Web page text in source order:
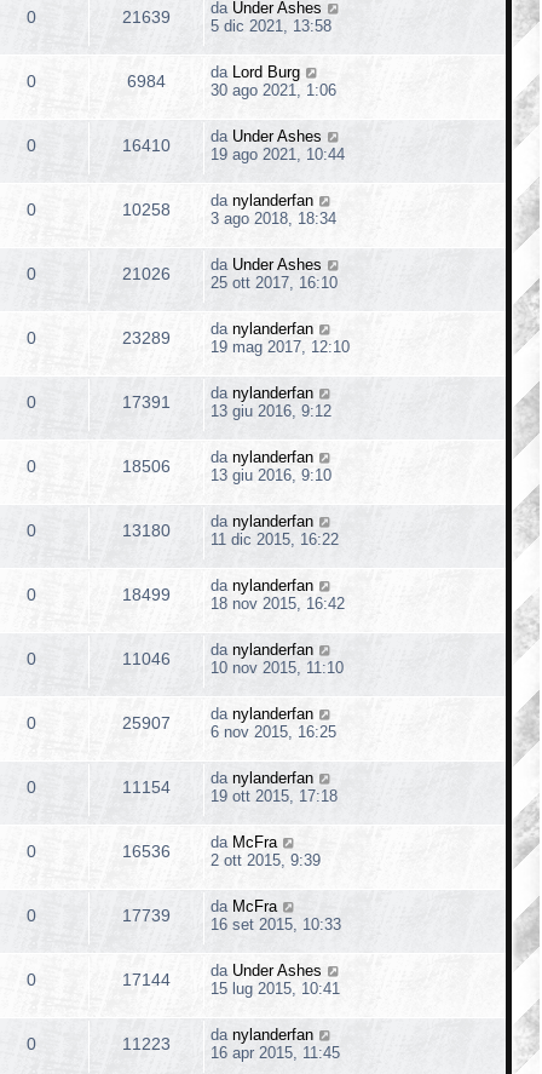
0 21639 da Under Ashes
5 dic 2021, 13:58
0 6984 da Lord Burg
30 ago 2021, 1:06
0 16410 da Under Ashes
19 ago 2021, 10:44
0 10258 da nylanderfan
3 ago 2018, 18:34
0 21026 da Under Ashes
25 ott 2017, 16:10
0 23289 da nylanderfan
19 mag 2017, 12:10
0 17391 da nylanderfan
13 giu 2016, 9:12
0 18506 da nylanderfan
13 giu 2016, 9:10
0 13180 da nylanderfan
11 dic 2015, 16:22
0 18499 da nylanderfan
18 nov 2015, 16:42
0 11046 da nylanderfan
10 nov 2015, 11:10
0 25907 da nylanderfan
6 nov 2015, 16:25
0 11154 da nylanderfan
19 ott 2015, 17:18
0 16536 da McFra
2 ott 2015, 9:39
0 17739 da McFra
16 set 2015, 10:33
0 17144 da Under Ashes
15 lug 2015, 10:41
0 11223 da nylanderfan
16 apr 2015, 11:45